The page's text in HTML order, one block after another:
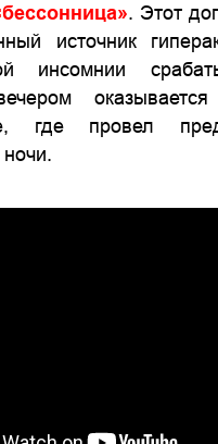
. Этот
источник
инсомнии
где провел